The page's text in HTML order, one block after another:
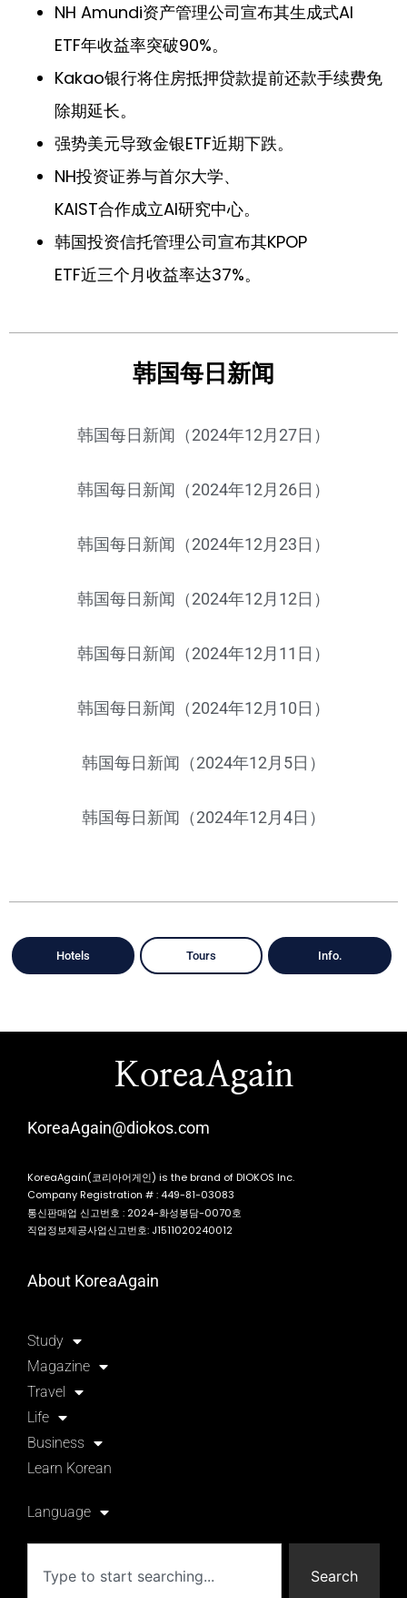
NH Amundi资产管理公司宣布其生成式AI
ETF年收益率突破90%。
Kakao银行将住房抵押贷款提前还款手续费免
除期延长。
强势美元导致金银ETF近期下跌。
NH投资证券与首尔大学、
KAIST合作成立AI研究中心。
韩国投资信托管理公司宣布其KPOP
ETF近三个月收益率达37%。
韩国每日新闻
韩国每日新闻（2024年12月27日）
韩国每日新闻（2024年12月26日）
韩国每日新闻（2024年12月23日）
韩国每日新闻（2024年12月12日）
韩国每日新闻（2024年12月11日）
韩国每日新闻（2024年12月10日）
韩国每日新闻（2024年12月5日）
韩国每日新闻（2024年12月4日）
Hotels Tours Info.
KoreaAgain
KoreaAgain@diokos.com
KoreaAgain(코리아어게인) is the brand of DIOKOS Inc.
Company Registration # : 449-81-03083
통신판매업 신고번호 : 2024-화성봉담-0070호
직업정보제공사업신고번호: J1511020240012
About KoreaAgain
Study
Magazine
Travel
Life
Business
Learn Korean
Language
Search